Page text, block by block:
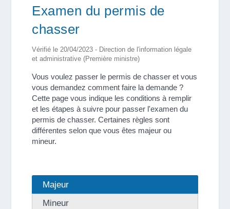
Examen du permis de
chasser
Vérifié le 20/04/2023 - Direction de l'information légale
et administrative (Première ministre)
Vous voulez passer le permis de chasser et vous
vous demandez comment faire la demande ?
Cette page vous indique les conditions à remplir
et les étapes à suivre pour passer l'examen du
permis de chasser. Certaines règles sont
différentes selon que vous êtes majeur ou
mineur.
Majeur
Mineur